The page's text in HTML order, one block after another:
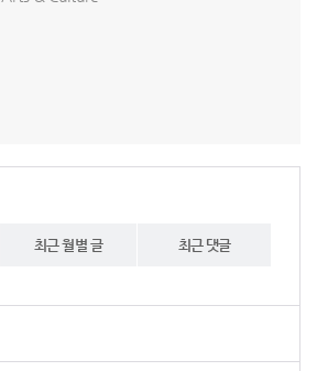
최근 월별 글 최근 댓글